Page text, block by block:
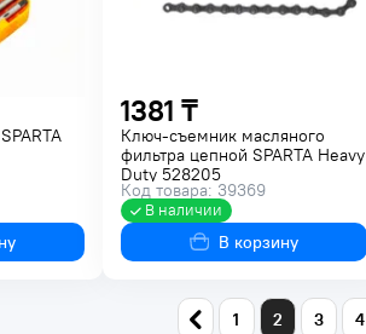
1381 ₸
Ключ-съемник масляного
фильтра цепной SPARTA Heavy
Duty 528205
Код товара: 39369
В наличии
В корзину
1 2 3 4